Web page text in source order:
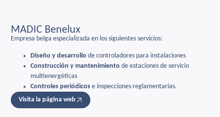
MADIC Benelux
Empresa belga especializada en los siguientes servicios:
Diseño y desarrollo de controladores para instalaciones
Construcción y mantenimiento de estaciones de servicio
multienergéticas
Controles periódicos e inspecciones reglamentarias.
Visita la página web